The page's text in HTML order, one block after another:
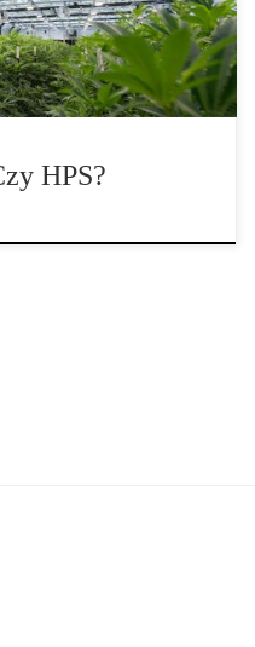
wysokich plonów.
HPS?